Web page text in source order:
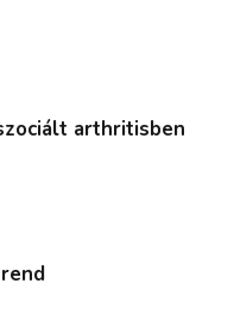
arthritisben